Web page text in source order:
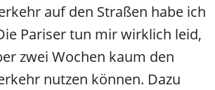
auf den Straßen habe ich
Pariser tun mir wirklich leid,
zwei Wochen kaum den
nutzen können. Dazu